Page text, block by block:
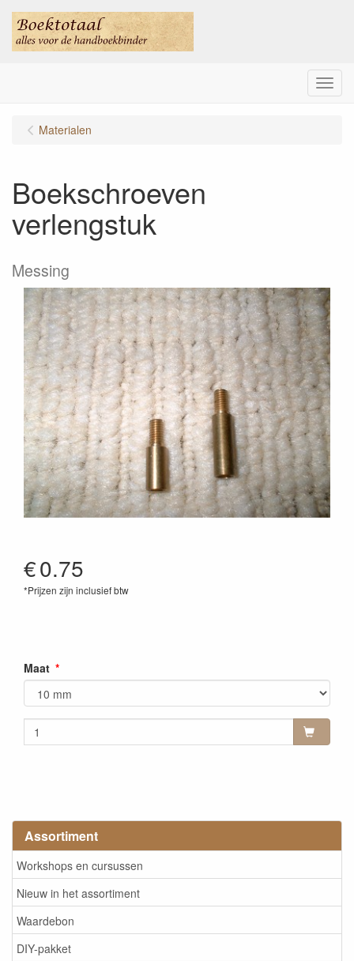
Menu
Assortiment
Workshops en cursussen
Nieuw in het assortiment
Waardebon
DIY-pakket
Materialen
Boekschroeven
verlengstuk
Messing
€0.75
*Prijzen zijn inclusief btw
Maat